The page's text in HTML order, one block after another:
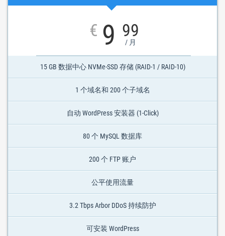
€ 9 99
/ 月
15 GB 数据中心 NVMe-SSD 存储 (RAID-1 / RAID-10)
1 个域名和 200 个子域名
自动 WordPress 安装器 (1-Click)
80 个 MySQL 数据库
200 个 FTP 账户
公平使用流量
3.2 Tbps Arbor DDoS 持续防护
可安装 WordPress